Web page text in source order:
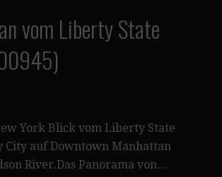
vom Liberty State
York Blick vom Liberty State
City auf Downtown Manhattan
River.Das Panorama von…